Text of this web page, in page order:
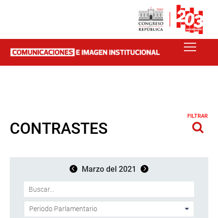
CONTRASTES
FILTRAR
Marzo del 2021